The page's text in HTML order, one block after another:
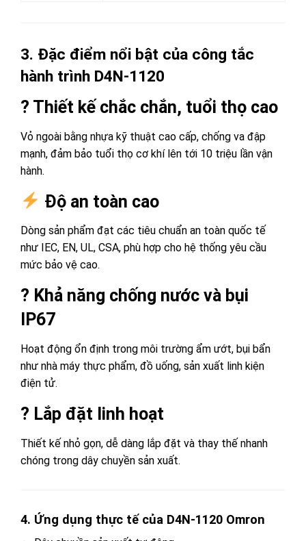
3. Đặc điểm nổi bật của công tắc
hành trình D4N-1120
? Thiết kế chắc chắn, tuổi thọ cao
Vỏ ngoài bằng nhựa kỹ thuật cao cấp, chống va đập
mạnh, đảm bảo tuổi thọ cơ khí lên tới 10 triệu lần vận
hành.
Độ an toàn cao
Dòng sản phẩm đạt các tiêu chuẩn an toàn quốc tế
như IEC, EN, UL, CSA, phù hợp cho hệ thống yêu cầu
mức bảo vệ cao.
? Khả năng chống nước và bụi
IP67
Hoạt động ổn định trong môi trường ẩm ướt, bụi bẩn
như nhà máy thực phẩm, đồ uống, sản xuất linh kiện
điện tử.
?️ Lắp đặt linh hoạt
Thiết kế nhỏ gọn, dễ dàng lắp đặt và thay thế nhanh
chóng trong dây chuyền sản xuất.
4. Ứng dụng thực tế của D4N-1120 Omron